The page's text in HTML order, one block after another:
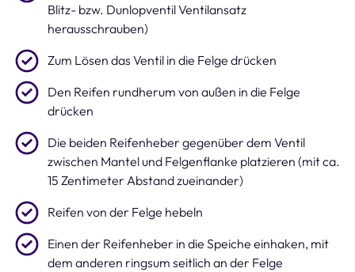
Blitz- bzw. Dunlopventil Ventilansatz
herausschrauben)
Zum Lösen das Ventil in die Felge drücken
Den Reifen rundherum von außen in die Felge
drücken
Die beiden Reifenheber gegenüber dem Ventil
zwischen Mantel und Felgenflanke platzieren (mit ca.
15 Zentimeter Abstand zueinander)
Reifen von der Felge hebeln
Einen der Reifenheber in die Speiche einhaken, mit
dem anderen ringsum seitlich an der Felge